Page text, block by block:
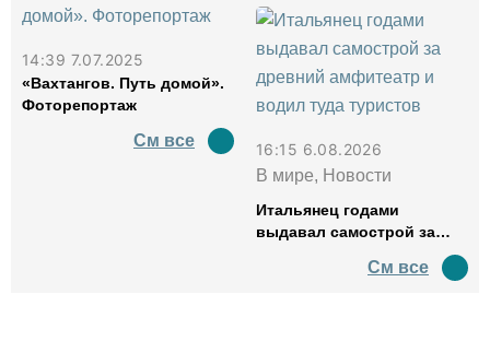
14:39 7.07.2025
«Вахтангов. Путь домой».
Фоторепортаж
См все
16:15 6.08.2026
В мире, Новости
Итальянец годами
выдавал самострой за
водил туда туристов
См все